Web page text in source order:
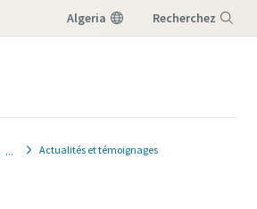
Algeria Recherchez
Actualités et témoignages